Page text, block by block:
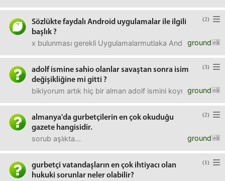
(2)
Sözlükte faydalı Android uygulamalar ile ilgili
başlık ?
ground
x bulunması gerekli Uygulamalarmutlaka Android
(3)
adolf ismine sahio olanlar savaştan sonra isim
değişikliğine mi gitti ?
ground
bikiyorum artık hiç bir alman adolf ismini koymuyor
(2)
almanya'da gurbetçilerin en çok okuduğu
gazete hangisidir.
ground
sorub aşlıkta...
(1)
gurbetçi vatandaşların en çok ihtiyacı olan
hukuki sorunlar neler olabilir?